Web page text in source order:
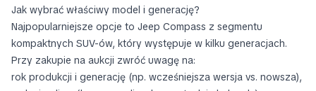
Jak wybrać właściwy model i generację?
Najpopularniejsze opcje to Jeep Compass z segmentu
kompaktnych SUV-ów, który występuje w kilku generacjach.
Przy zakupie na aukcji zwróć uwagę na:
rok produkcji i generację (np. wcześniejsza wersja vs. nowsza),